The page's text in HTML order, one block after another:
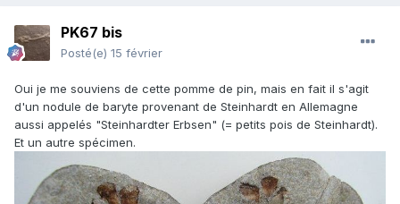
PK67 bis
Posté(e) 15 février
Oui je me souviens de cette pomme de pin, mais en fait il s'agit
d'un nodule de baryte provenant de Steinhardt en Allemagne
aussi appelés "Steinhardter Erbsen" (= petits pois de Steinhardt).
Et un autre spécimen.